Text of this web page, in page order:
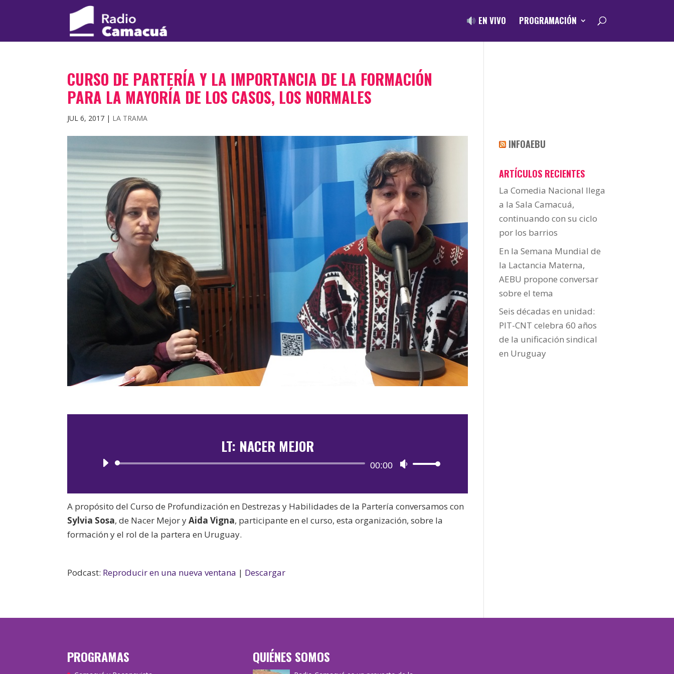
EN VIVO PROGRAMACIÓN
CURSO DE PARTERÍA Y LA IMPORTANCIA DE LA FORMACIÓN
PARA LA MAYORÍA DE LOS CASOS, LOS NORMALES
JUL 6, 2017 | LA TRAMA
LT: NACER MEJOR
Reproductor
audio
00:00
Utiliza
teclas
de
flecha
volumen.
A propósito del Curso de Profundización en Destrezas y Habilidades de la Partería conversamos con
Sylvia Sosa, de Nacer Mejor yAida Vigna, participante en el curso, esta organización, sobre la
formación y el rol de la partera en Uruguay.
Podcast: Reproducir en una nueva ventana | Descargar
INFOAEBU
ARTÍCULOS RECIENTES
La Comedia Nacional llega
a la Sala Camacuá,
continuando con su ciclo
por los barrios
En la Semana Mundial de
la Lactancia Materna,
AEBU propone conversar
sobre el tema
Seis décadas en unidad:
PIT-CNT celebra 60 años
de la unificación sindical
en Uruguay
PROGRAMAS QUIÉNES SOMOS